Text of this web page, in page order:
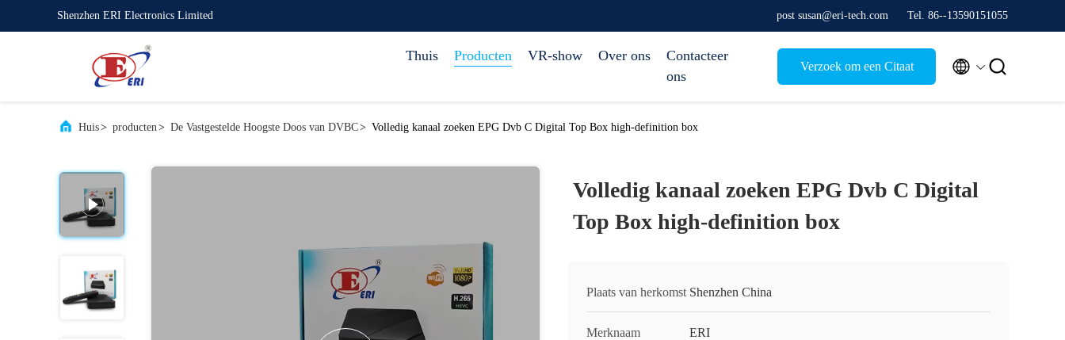
Shenzhen ERI Electronics Limited post susan@eri-tech.com Tel. 86--13590151055
Thuis Producten VR-show Over ons
Contacteer
ons
Verzoek om een Citaat  
Huis> producten> De Vastgestelde Hoogste Doos van DVBC> Volledig kanaal zoeken EPG Dvb C Digital Top Box high-definition box
Volledig kanaal zoeken EPG Dvb C Digital
Top Box high-definition box
Plaats van herkomst Shenzhen China
Merknaam ERI